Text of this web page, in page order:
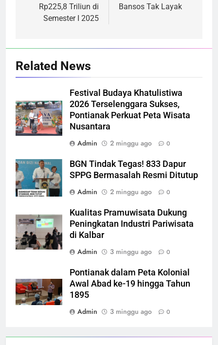
Rp225,8 Triliun di
Semester I 2025
Bansos Tak Layak
Related News
Festival Budaya Khatulistiwa
2026 Terselenggara Sukses,
Pontianak Perkuat Peta Wisata
Nusantara
Admin
2 minggu ago 0
BGN Tindak Tegas! 833 Dapur
SPPG Bermasalah Resmi Ditutup
Admin
2 minggu ago 0
Kualitas Pramuwisata Dukung
Peningkatan Industri Pariwisata
di Kalbar
Admin
3 minggu ago 0
Pontianak dalam Peta Kolonial
Awal Abad ke-19 hingga Tahun
1895
Admin
3 minggu ago 0